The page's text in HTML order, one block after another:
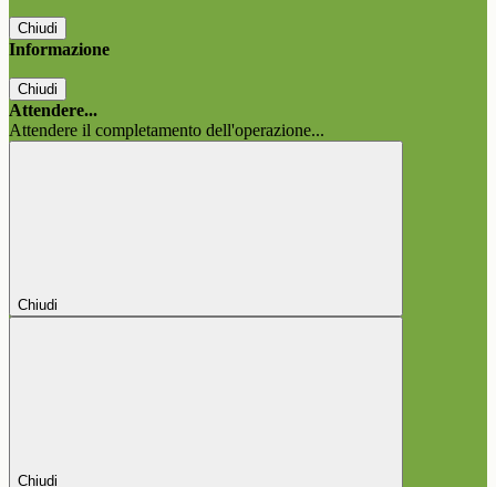
Chiudi
Informazione
Chiudi
Attendere...
Attendere il completamento dell'operazione...
Chiudi
Chiudi